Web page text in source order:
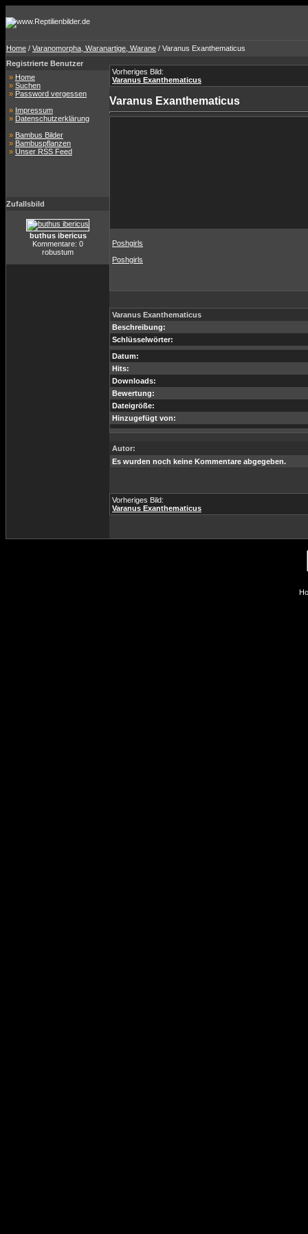
Home / Varanomorpha, Waranartige, Warane / Varanus Exanthematicus
Registrierte Benutzer
» Home
» Suchen
» Password vergessen
» Impressum
» Datenschutzerklärung
» Bambus Bilder
» Bambuspflanzen
» Unser RSS Feed
Zufallsbild
buthus ibericus
Kommentare: 0
robustum
Vorheriges Bild:
Varanus Exanthematicus
Varanus Exanthematicus
Poshgirls
Poshgirls
Varanus Exanthematicus
Beschreibung:
Schlüsselwörter:
Datum:
Hits:
Downloads:
Bewertung:
Dateigröße:
Hinzugefügt von:
Autor:
Es wurden noch keine Kommentare abgegeben.
Vorheriges Bild:
Varanus Exanthematicus